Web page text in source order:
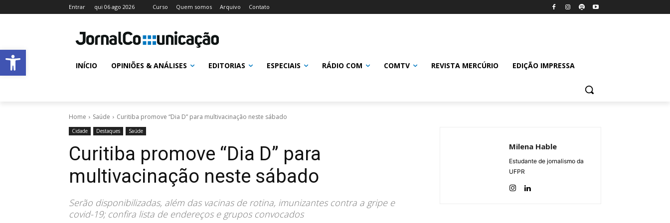
Abrir a barra de ferramentas
Entrar qui 06 ago 2026 Curso Quem somos Arquivo Contato
INÍCIO OPINIÕES & ANÁLISES EDITORIAS ESPECIAIS RÁDIO COM COMTV REVISTA MERCÚRIO EDIÇÃO IMPRESSA
Home Saúde Curitiba promove “Dia D” para multivacinação neste sábado
Cidade Destaques Saúde
Curitiba promove “Dia D” para
multivacinação neste sábado
Serão disponibilizadas, além das vacinas de rotina, imunizantes contra a gripe e
covid-19; confira lista de endereços e grupos convocados
Milena Hable
Estudante de jornalismo da
UFPR